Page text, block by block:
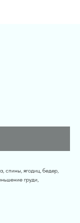
спины, ягодиц, бедер,
груди,